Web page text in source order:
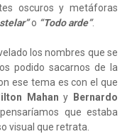
oscuros y metáforas
o “Todo arde”.
los nombres que se
podido sacarnos de la
ese tema es con el que
Mahan y
Bernardo
que estaba
visual que retrata.